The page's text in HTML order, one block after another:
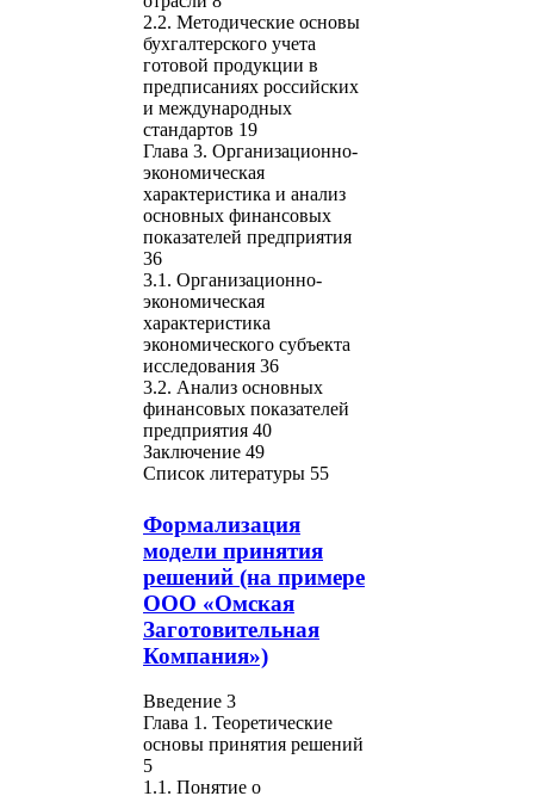
2.2. Методические основы
бухгалтерского учета
готовой продукции в
предписаниях российских
и международных
стандартов 19
Глава 3. Организационно-
экономическая
характеристика и анализ
основных финансовых
показателей предприятия
36
3.1. Организационно-
экономическая
характеристика
экономического субъекта
исследования 36
3.2. Анализ основных
финансовых показателей
предприятия 40
Заключение 49
Список литературы 55
Формализация
модели принятия
решений (на примере
ООО «Омская
Заготовительная
Компания»)
Введение 3
Глава 1. Теоретические
основы принятия решений
5
1.1. Понятие о